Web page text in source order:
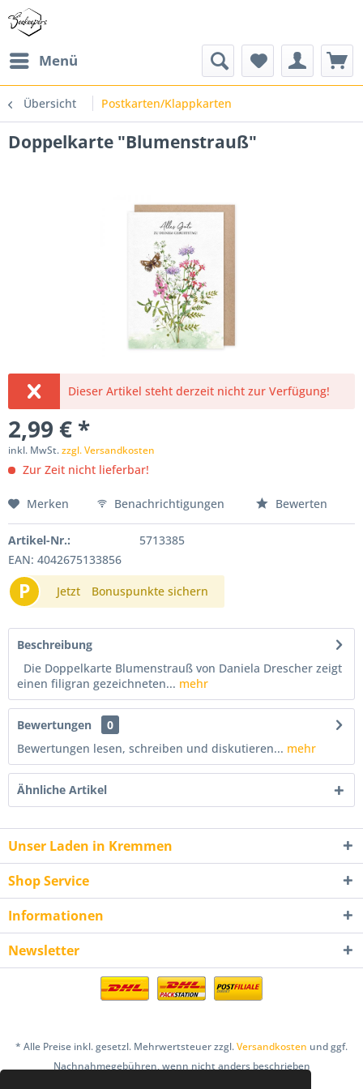
Menü
Übersicht Postkarten/Klappkarten
Doppelkarte "Blumenstrauß"
Dieser Artikel steht derzeit nicht zur Verfügung!
2,99 € *
inkl. MwSt.zzgl. Versandkosten
Zur Zeit nicht lieferbar!
Merken Benachrichtigungen Bewerten
Artikel-Nr.:
5713385
EAN: 4042675133856
P Jetzt Bonuspunkte sichern
Beschreibung
Die Doppelkarte Blumenstrauß von Daniela Drescher zeigt
einen filigran gezeichneten... mehr
Bewertungen
0
Bewertungen lesen, schreiben und diskutieren... mehr
Ähnliche Artikel
Unser Laden in Kremmen
Shop Service
Informationen
Newsletter
* Alle Preise inkl. gesetzl. Mehrwertsteuer zzgl.Versandkosten und ggf.
Nachnahmegebühren, wenn nicht anders beschrieben